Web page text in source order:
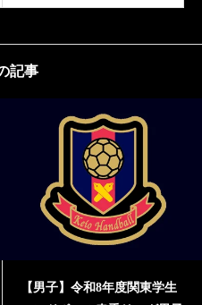
記事
子】令和8年度関東学生